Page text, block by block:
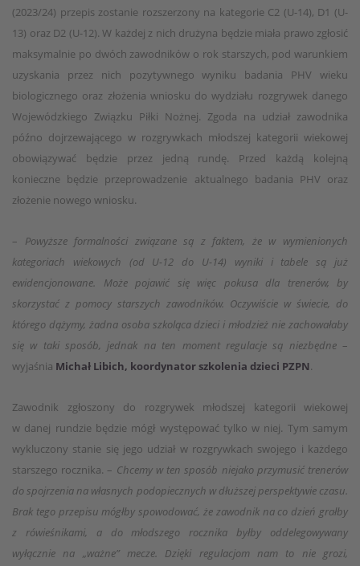
(2023/24) przepis zostanie rozszerzony na kategorie C2 (U-14), D1 (U-
13) oraz D2 (U-12). W każdej z nich drużyna będzie miała prawo zgłosić
maksymalnie po dwóch zawodników o rok starszych, pod warunkiem
uzyskania przez nich pozytywnego wyniku badania PHV wieku
biologicznego oraz złożenia wniosku do wydziału rozgrywek danego
Wojewódzkiego Związku Piłki Nożnej. Zgoda na udział zawodnika
późno dojrzewającego w rozgrywkach młodszej kategorii wiekowej
obowiązywać będzie przez jedną rundę. Przed każdą kolejną
konieczne będzie przeprowadzenie aktualnego badania PHV oraz
złożenie nowego wniosku.
– Powyższe formalności związane są z faktem, że w wymienionych
kategoriach wiekowych (od U-12 do U-14) wyniki i tabele są już
ewidencjonowane. Może pojawić się więc pokusa dla trenerów, by
skorzystać z pomocy starszych zawodników. Oczywiście w świecie, do
którego dążymy, żadna osoba szkoląca dzieci i młodzież nie zachowałaby
się w taki sposób, jednak na ten moment regulacje są niezbędne–
wyjaśnia Michał Libich, koordynator szkolenia dzieci PZPN.
Zawodnik zgłoszony do rozgrywek młodszej kategorii wiekowej
w danej rundzie będzie mógł występować tylko w niej. Tym samym
wykluczony stanie się jego udział w rozgrywkach swojego i każdego
starszego rocznika. – Chcemy w ten sposób niejako przymusić trenerów
do spojrzenia na własnych podopiecznych w dłuższej perspektywie czasu.
Brak tego przepisu mógłby spowodować, że zawodnik na co dzień grałby
z rówieśnikami, a do młodszego rocznika byłby oddelegowywany
wyłącznie na „ważne” mecze. Dzięki regulacjom nam to nie grozi,